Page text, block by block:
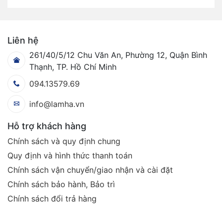
Liên hệ
261/40/5/12 Chu Văn An, Phường 12, Quận Bình
Thạnh, TP. Hồ Chí Minh
094.13579.69
info@lamha.vn
Hỗ trợ khách hàng
Chính sách và quy định chung
Quy định và hình thức thanh toán
Chính sách vận chuyển/giao nhận và cài đặt
Chính sách bảo hành, Bảo trì
Chính sách đổi trả hàng